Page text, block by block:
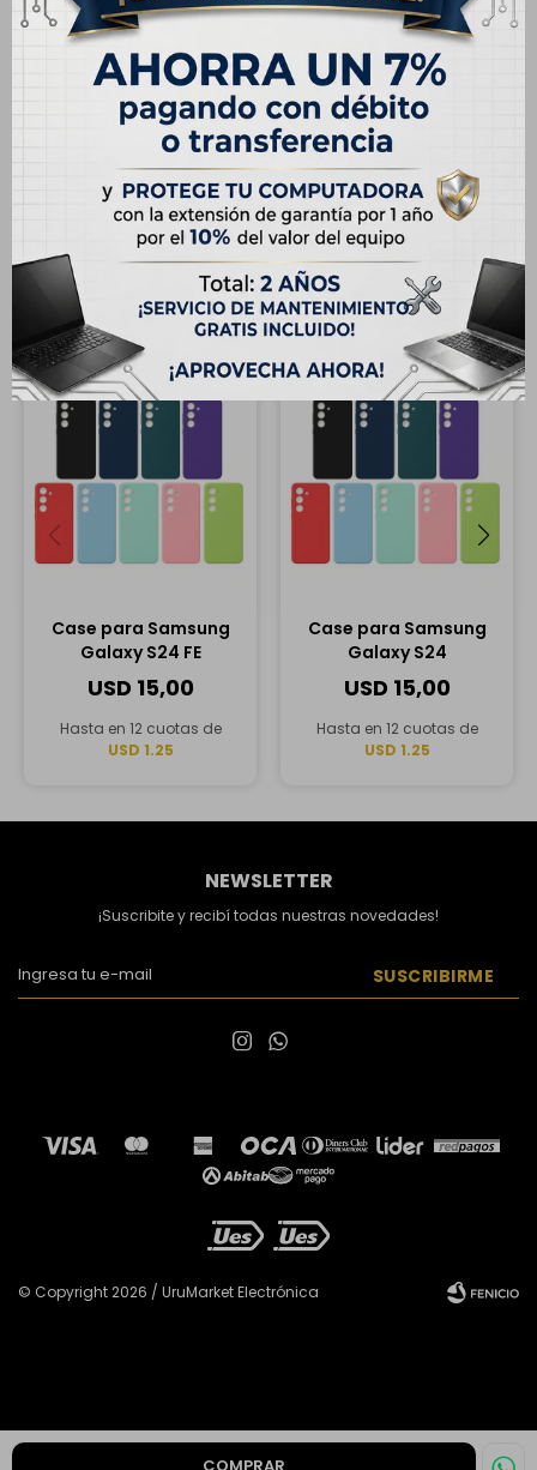
Especificaciones
CARACTERÍSTICAS
Productos que te pueden interesar
Case para Samsung
Galaxy S24 FE
USD 15,00
Hasta en 12 cuotas de
USD 1.25
Case para Samsung
Galaxy S24
USD 15,00
Hasta en 12 cuotas de
USD 1.25
NEWSLETTER
¡Suscribite y recibí todas nuestras novedades!
SUSCRIBIRME
 
© Copyright 2026 / UruMarket Electrónica
Fenicio